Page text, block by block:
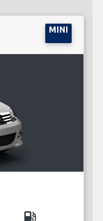
MINI
local_gas_station